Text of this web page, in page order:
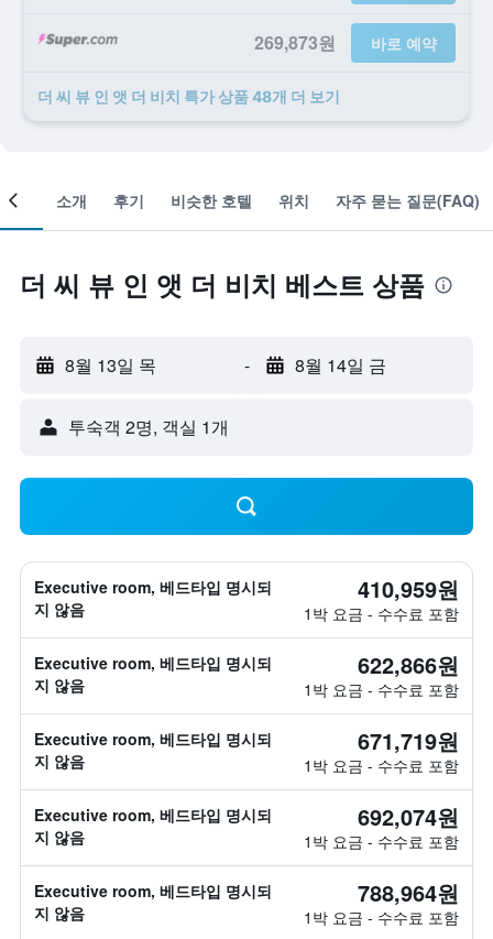
269,873원 바로 예약
더 씨 뷰 인 앳 더 비치 ​특가 ​상품 48개 ​더 ​보기
객실 소개 후기 비슷한 호텔 위치 자주 묻는 질문(FAQ)
더 씨 뷰 인 앳 더 비치 베스트 상품
8월 13일 목 - 8월 14일 금
​투숙객 2​명, ​객실 1개
Executive room, 베드타입 명시되
지 않음
410,959원
1박 요금 - 수수료 포함
Executive room, 베드타입 명시되
지 않음
622,866원
1박 요금 - 수수료 포함
Executive room, 베드타입 명시되
지 않음
671,719원
1박 요금 - 수수료 포함
Executive room, 베드타입 명시되
지 않음
692,074원
1박 요금 - 수수료 포함
Executive room, 베드타입 명시되
지 않음
788,964원
1박 요금 - 수수료 포함